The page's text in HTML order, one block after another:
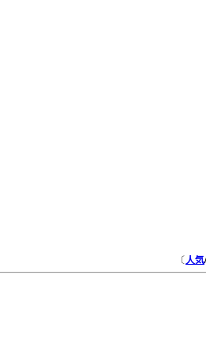
〔 人気/